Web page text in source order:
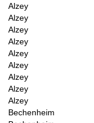
Alzey
Alzey
Alzey
Alzey
Alzey
Alzey
Alzey
Alzey
Alzey
Bechenheim